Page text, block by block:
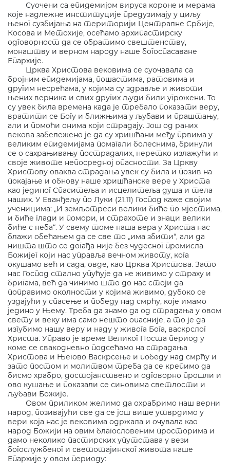
Суочени са епидемијом вируса короне и мерама
које надлежне институције предузимају у циљу
њеног сузбијања на територији Централне Србије,
Косова и Метохије, осећамо архипастирску
одговорност да се обратимо свештенству,
монаштву и верном народу наше богоспасаване
Епархије.
Црква Христова вековима се суочавала са
бројним епидемијама, пошастима, ратовима и
другим несрећама, у којима су здравље и животи
њених верника и свих других људи били угрожени. То
су увек била времена када је требало показати веру,
вратити се Богу и ближњима у љубави и праштању,
али и помоћи онима који страдају. Још од раних
векова забележено је да су хришћани међу првима у
великим епидемијама помагали болеснима, бринули
се о сахрањивању пострадалих, неретко излажући и
своје животе непосредној опасности. За Цркву
Христову оваква страдања увек су била и позив на
покајање и обнову наше хришћанске вере у Христа
као јединог Спаситеља и исцелитеља душа и тела
наших. У Еванђељу по Луки (21.11) Господ каже својим
ученицима: „И земљотреси велики биће по мјестима,
и биће глади и помори, и страхоте и знаци велики
биће с неба“. У свему томе наша вера у Христа нас
блажи обећањем да се све то „има збити“, али да
ништа што се догађа није без чудесног промисла
Божијег који нас управља вечном животу, кога
окушамо већ и сада, овде, као Црква Христова. Зато
нас Господ стално упућује да не живимо у страху и
бригама, већ да чинимо што до нас стоји да
поправимо околности у којима живимо, дубоко се
уздајући у спасење и победу над смрћу, које имамо
једино у Њему. Треба да знамо да од страдања у овом
свету и веку има само нешто опасније, а то је да
изгубимо нашу веру и наду у живога Бога, васкрслог
Христа. Управо је време Великог Поста период у
коме се свакодневно подсећамо на страдања
Христова и Његово Васкрсење и победу над смрћу и
зато постом и молитвом треба да се крепимо да
бисмо храбро, достојанствено и одговорно прошли и
ово кушање и показали се синовима светлости и
љубави Божије.
Овом приликом желимо да охрабримо наш верни
народ, позивајући све да се још више утврдимо у
вери која нас је вековима одржала и очувала као
народ Божији на овим благословеним просторима и
дамо неколико пастирских упутстава у вези
богослужбеног и светотајинског живота наше
Епархије у овом периоду: